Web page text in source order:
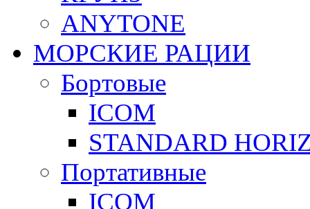
ANYTONE
МОРСКИЕ РАЦИИ
Бортовые
ICOM
STANDARD
Портативные
ICOM